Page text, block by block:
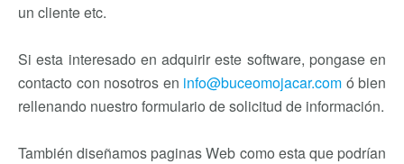
un cliente etc.
Si esta interesado en adquirir este software, pongase en
contacto con nosotros en info@buceomojacar.com ó bien
rellenando nuestro formulario de solicitud de información.
También diseñamos paginas Web como esta que podrían